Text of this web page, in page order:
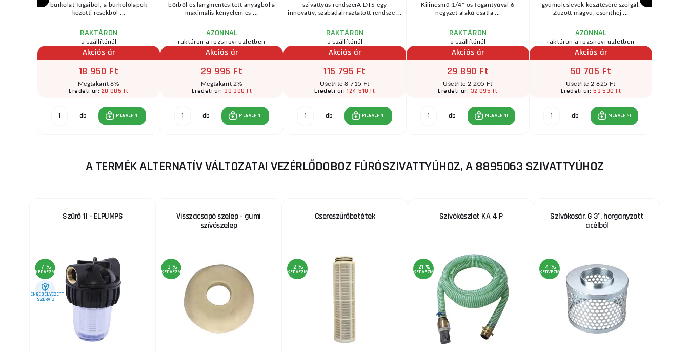
burkolat fugáiból, a burkolólapok
közötti résekből ...
RAKTÁRON
a szállítónál
Akciós ár
18 950 Ft
Megtakarít 6%
Eredeti ár:20 085 Ft
db MEGVENNI
bőrből és lángmentesített anyagból a
maximális kényelem és ...
AZONNAL
raktáron a rozsnovi üzletben
Akciós ár
29 995 Ft
Megtakarít 2%
Eredeti ár:30 300 Ft
db MEGVENNI
szivattyús rendszerA DTS egy
innovatív, szabadalmaztatott rendsze ...
RAKTÁRON
a szállítónál
Akciós ár
115 795 Ft
Ušetříte 8 715 Ft
Eredeti ár:124 510 Ft
db MEGVENNI
Kilincsmű 1/4"-os fogantyúval 6
négyzet alakú csatla ...
RAKTÁRON
a szállítónál
Akciós ár
29 890 Ft
Ušetříte 2 205 Ft
Eredeti ár:32 095 Ft
db MEGVENNI
gyümölcslevek készítésére szolgál.
Zúzott magvú, csonthéj ...
AZONNAL
raktáron a rozsnovi üzletben
Akciós ár
50 705 Ft
Ušetříte 2 825 Ft
Eredeti ár:53 530 Ft
db MEGVENNI
A TERMÉK ALTERNATÍV VÁLTOZATAI VEZÉRLŐDOBOZ FÚRÓSZIVATTYÚHOZ, A 8895063 SZIVATTYÚHOZ
Szűrő 1l - ELPUMPS
-7 %
KEDVEZMÉNY
ENGEDÉLYEZETT
SZERVIZ
Visszacsapó szelep - gumi
szívószelep
-3 %
KEDVEZMÉNY
Csereszűrőbetétek
-2 %
KEDVEZMÉNY
Szívókészlet KA 4 P
-21 %
KEDVEZMÉNY
Szívókosár, G 3", horganyzott
acélból
-4 %
KEDVEZMÉNY